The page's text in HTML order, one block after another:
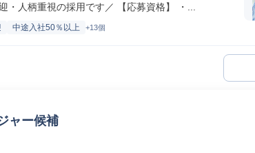
・人柄重視の採用です／ 【応募資格】 ・...
中途入社50％以上 +13個
ャー候補